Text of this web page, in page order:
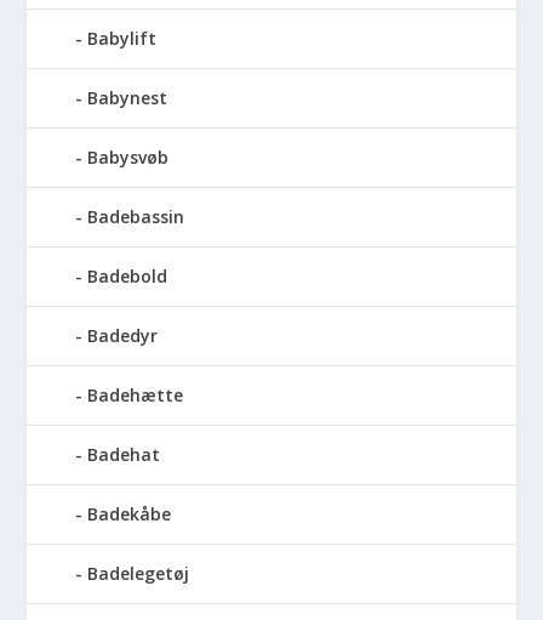
Babylift
Babynest
Babysvøb
Badebassin
Badebold
Badedyr
Badehætte
Badehat
Badekåbe
Badelegetøj